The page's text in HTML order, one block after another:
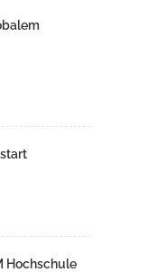
Hochschule